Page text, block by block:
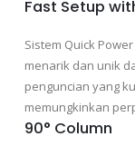
Fast Setup
Sistem Quick
menarik dan unik
penguncian yang
memungkinkan
90° Column